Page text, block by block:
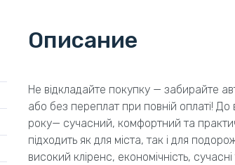
Описание
Не відкладайте покупку — забирайте
або без переплат при повній оплаті!
року— сучасний, комфортний та
підходить як для міста, так і для
високий кліренс, економічність,